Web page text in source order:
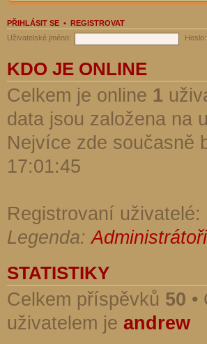
PŘIHLÁSIT SE • REGISTROVAT
Uživatelské jméno:
Heslo:
KDO JE ONLINE
Celkem je online 1
data jsou založena na
Nejvíce zde současně
17:01:45
Registrovaní
Legenda:Administrátoři
STATISTIKY
Celkem příspěvků 50 •
uživatelem je andrew